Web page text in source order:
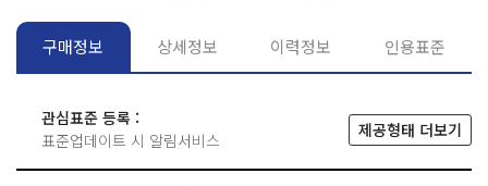
구매정보 상세정보 이력정보 인용표준
관심표준 등록 :
표준업데이트 시 알림서비스
제공형태 더보기